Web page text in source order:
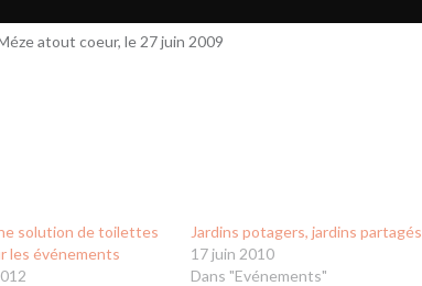
atout coeur, le 27 juin 2009
solution de toilettes
les événements
Jardins potagers, jardins partagés
17 juin 2010
Dans "Evénements"